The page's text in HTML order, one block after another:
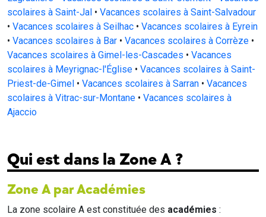
scolaires à Saint-Jal • Vacances scolaires à Saint-Salvadour
• Vacances scolaires à Seilhac • Vacances scolaires à Eyrein
• Vacances scolaires à Bar • Vacances scolaires à Corrèze •
Vacances scolaires à Gimel-les-Cascades • Vacances
scolaires à Meyrignac-l'Église • Vacances scolaires à Saint-
Priest-de-Gimel • Vacances scolaires à Sarran • Vacances
scolaires à Vitrac-sur-Montane • Vacances scolaires à
Ajaccio
Qui est dans la Zone A ?
Zone A par Académies
La zone scolaire A est constituée des académies :